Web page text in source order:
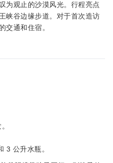
为观止的沙漠风光。行程亮点
峡谷边缘步道。对于首次造访
交通和住宿。
3 公升水瓶。